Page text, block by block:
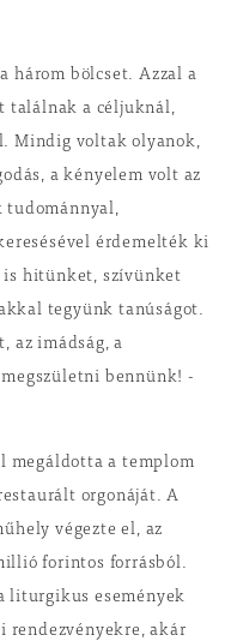
három bölcset. Azzal a
találnak a céljuknál,
Mindig voltak olyanok,
a kényelem volt az
tudománnyal,
érdemelték ki
is hitünket, szívünket
tegyünk tanúságot.
az imádság, a
bennünk! -
megáldotta a templom
orgonáját. A
végezte el, az
forintos forrásból.
liturgikus események
rendezvényekre, akár